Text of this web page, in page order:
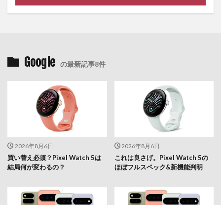
Google の最新記事8件
2026年8月6日
買い替え必須？Pixel Watch 5は
結局何が変わるの？
2026年8月6日
これは良さげ。Pixel Watch 5の
ほぼフルスペック&新機能判明